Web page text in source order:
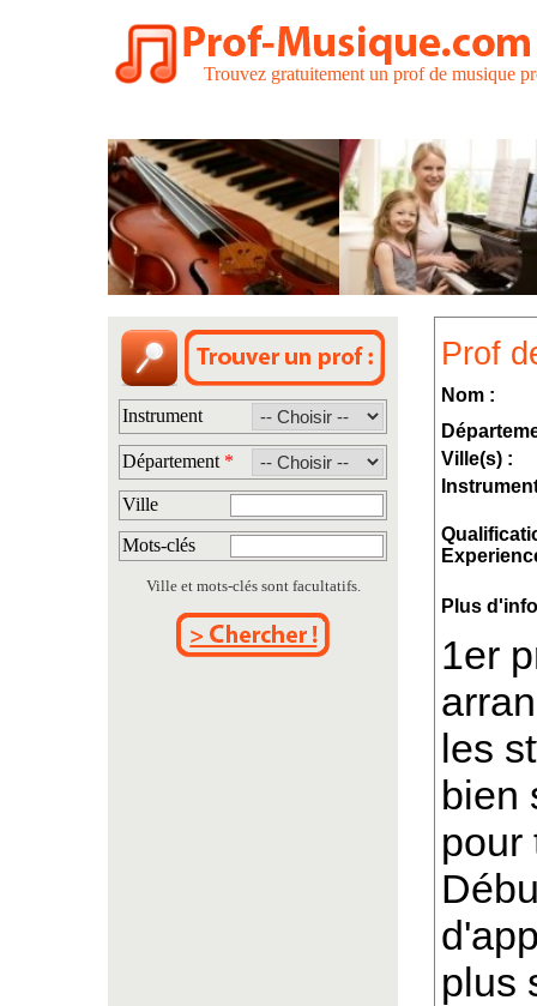
Trouvez gratuitement un prof de musique
Instrument
Département *
Ville
Mots-clés
Ville et mots-clés sont facultatifs.
Prof
Nom :
Ville(s) :
Plus
1er
les
bien
pour
plus